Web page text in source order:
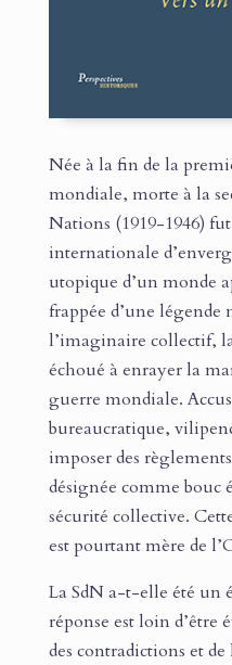
Née à la fin de la
mondiale, morte à la
Nations (1919-1946)
internationale
utopique d’un monde
frappée d’une légende
l’imaginaire collectif,
échoué à enrayer la
guerre mondiale.
bureaucratique,
imposer des
désignée comme bouc
sécurité collective.
est pourtant mère de
La SdN a-t-elle été un
réponse est loin d’être
des contradictions et